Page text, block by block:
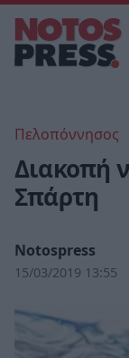
Πελοπόννησος
Διακοπή
Σπάρτη
Notospress
15/03/2019 13:55